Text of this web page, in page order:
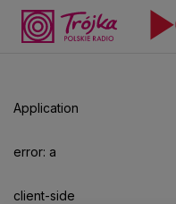
Application
error: a
client-side
aby
odtwarzać.